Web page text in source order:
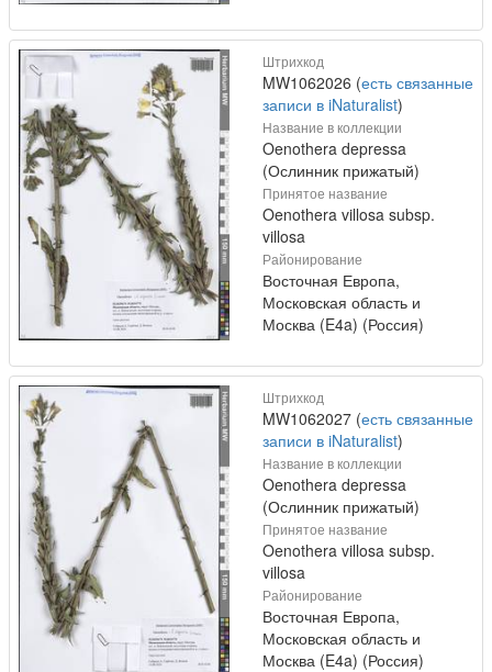
Штрихкод
MW1062026 (есть связанные
записи в iNaturalist)
Название в коллекции
Oenothera depressa
(Ослинник прижатый)
Принятое название
Oenothera villosa subsp.
villosa
Районирование
Восточная Европа,
Московская область и
Москва (E4a) (Россия)
Штрихкод
MW1062027 (есть связанные
записи в iNaturalist)
Название в коллекции
Oenothera depressa
(Ослинник прижатый)
Принятое название
Oenothera villosa subsp.
villosa
Районирование
Восточная Европа,
Московская область и
Москва (E4a) (Россия)